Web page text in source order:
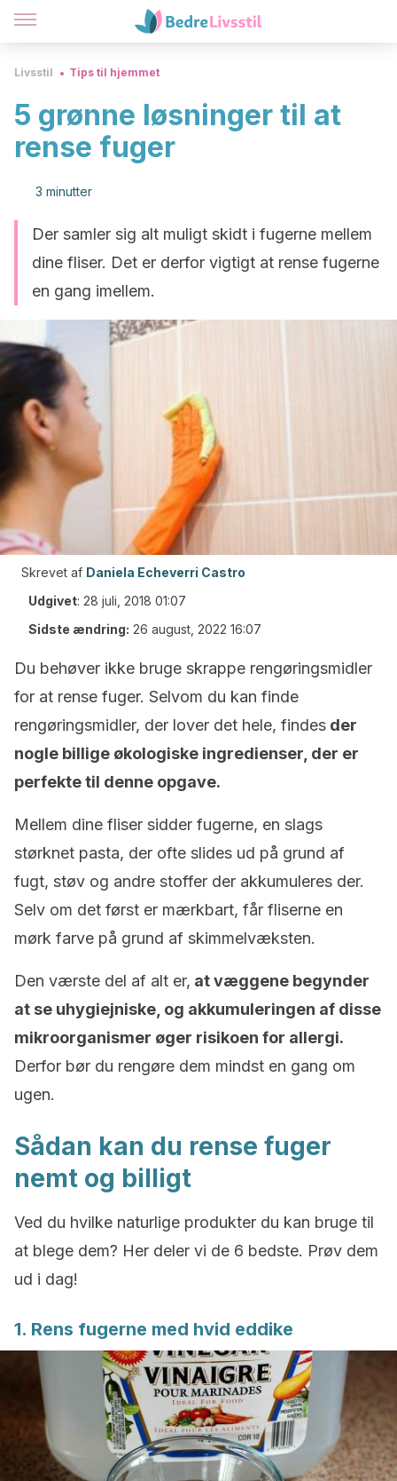
Livsstil Tips til hjemmet
5 grønne løsninger til at
rense fuger
3 minutter
Der samler sig alt muligt skidt i fugerne mellem
dine fliser. Det er derfor vigtigt at rense fugerne
en gang imellem.
Skrevet af Daniela Echeverri Castro
Udgivet: 28 juli, 2018 01:07
Sidste ændring: 26 august, 2022 16:07
Du behøver ikke bruge skrappe rengøringsmidler
for at rense fuger. Selvom du kan finde
rengøringsmidler, der lover det hele, findes der
nogle billige økologiske ingredienser, der er
perfekte til denne opgave.
Mellem dine fliser sidder fugerne, en slags
størknet pasta, der ofte slides ud på grund af
fugt, støv og andre stoffer der akkumuleres der.
Selv om det først er mærkbart, får fliserne en
mørk farve på grund af skimmelvæksten.
Den værste del af alt er, at væggene begynder
at se uhygiejniske, og akkumuleringen af disse
mikroorganismer øger risikoen for allergi.
Derfor bør du rengøre dem mindst en gang om
ugen.
Sådan kan du rense fuger
nemt og billigt
Ved du hvilke naturlige produkter du kan bruge til
at blege dem? Her deler vi de 6 bedste. Prøv dem
ud i dag!
1. Rens fugerne med hvid eddike